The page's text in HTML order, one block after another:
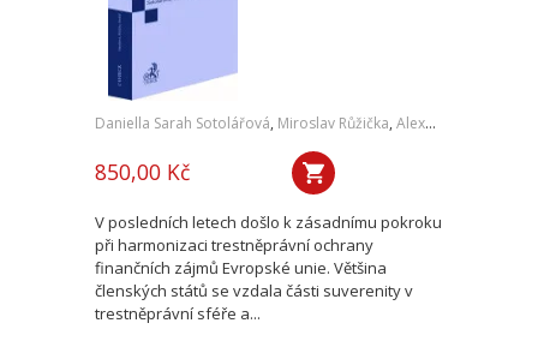
Daniella Sarah Sotolářová, Miroslav Růžička, Alexander Sotolář
850,00 Kč
V posledních letech došlo k zásadnímu pokroku
při harmonizaci trestněprávní ochrany
finančních zájmů Evropské unie. Většina
členských států se vzdala části suverenity v
trestněprávní sféře a...